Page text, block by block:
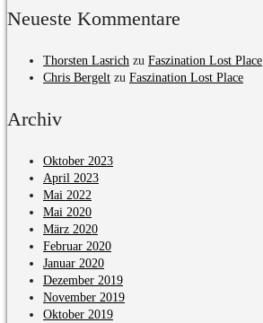
Neueste Kommentare
Thorsten Lasrich zu Faszination Lost Place
Chris Bergelt zu Faszination Lost Place
Archiv
Oktober 2023
April 2023
Mai 2022
Mai 2020
März 2020
Februar 2020
Januar 2020
Dezember 2019
November 2019
Oktober 2019